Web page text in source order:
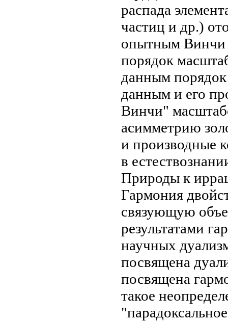
распада
частиц и др.)
опытным Винчи
порядок
данным порядок
данным и его
Винчи"
асимметрию
и производные
в
Природы к
Гармония
связующую
результатами
научных
посвящена
посвящена
такое